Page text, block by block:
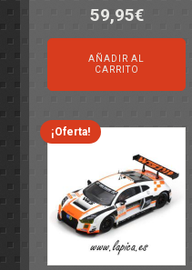
El
precio
original
era:
69,55€.
59,95€El
precio
actual
es:
59,95€.
AÑADIR AL
CARRITO
¡Oferta!